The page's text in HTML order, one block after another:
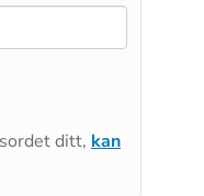
ditt, kan